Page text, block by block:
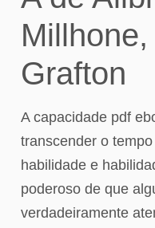
Grafton
A capacidade pdf
transcender o
habilidade e
poderoso de que
verdadeiramente